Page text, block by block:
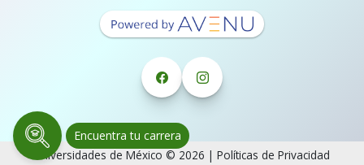
Encuentra tu carrera
Universidades de México © 2026 | Políticas de Privacidad